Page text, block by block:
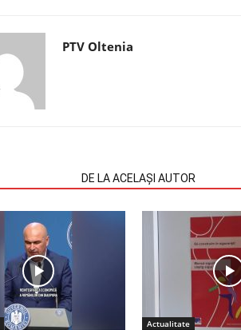
PTV Oltenia
DE LA ACELAȘI AUTOR
Actualitate